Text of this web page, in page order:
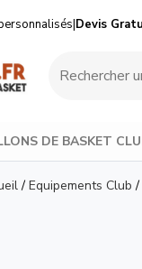
|Devis
DE BASKET
/ Equipements Club /